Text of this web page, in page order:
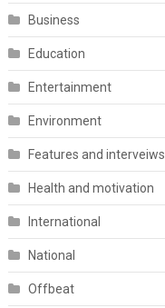
Business
Education
Entertainment
Environment
Features and interveiws
Health and motivation
International
National
Offbeat